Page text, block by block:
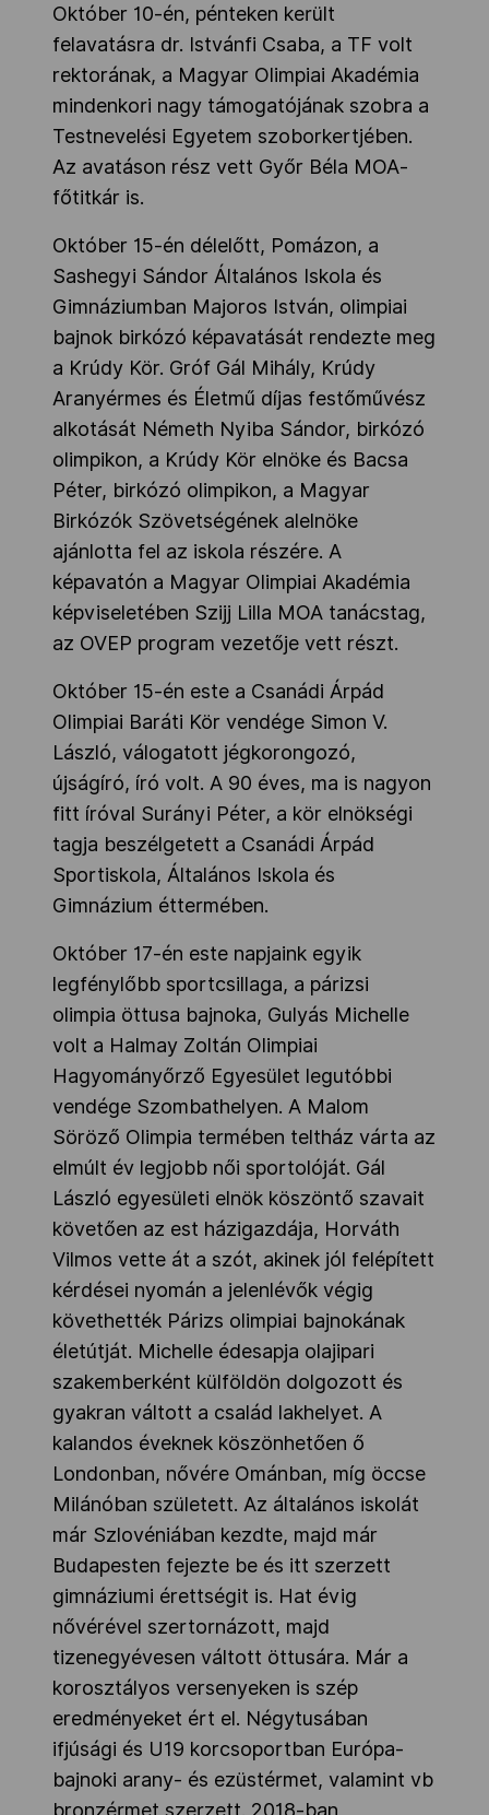
Október 10-én, pénteken került
felavatásra dr. Istvánfi Csaba, a TF volt
rektorának, a Magyar Olimpiai Akadémia
mindenkori nagy támogatójának szobra a
Testnevelési Egyetem szoborkertjében.
Az avatáson rész vett Győr Béla MOA-
főtitkár is.
Október 15-én délelőtt, Pomázon, a
Sashegyi Sándor Általános Iskola és
Gimnáziumban Majoros István, olimpiai
bajnok birkózó képavatását rendezte meg
a Krúdy Kör. Gróf Gál Mihály, Krúdy
Aranyérmes és Életmű díjas festőművész
alkotását Németh Nyiba Sándor, birkózó
olimpikon, a Krúdy Kör elnöke és Bacsa
Péter, birkózó olimpikon, a Magyar
Birkózók Szövetségének alelnöke
ajánlotta fel az iskola részére. A
képavatón a Magyar Olimpiai Akadémia
képviseletében Szijj Lilla MOA tanácstag,
az OVEP program vezetője vett részt.
Október 15-én este a Csanádi Árpád
Olimpiai Baráti Kör vendége Simon V.
László, válogatott jégkorongozó,
újságíró, író volt. A 90 éves, ma is nagyon
fitt íróval Surányi Péter, a kör elnökségi
tagja beszélgetett a Csanádi Árpád
Sportiskola, Általános Iskola és
Gimnázium éttermében.
Október 17-én este napjaink egyik
legfénylőbb sportcsillaga, a párizsi
olimpia öttusa bajnoka, Gulyás Michelle
volt a Halmay Zoltán Olimpiai
Hagyományőrző Egyesület legutóbbi
vendége Szombathelyen. A Malom
Söröző Olimpia termében teltház várta az
elmúlt év legjobb női sportolóját. Gál
László egyesületi elnök köszöntő szavait
követően az est házigazdája, Horváth
Vilmos vette át a szót, akinek jól felépített
kérdései nyomán a jelenlévők végig
követhették Párizs olimpiai bajnokának
életútját. Michelle édesapja olajipari
szakemberként külföldön dolgozott és
gyakran váltott a család lakhelyet. A
kalandos éveknek köszönhetően ő
Londonban, nővére Ománban, míg öccse
Milánóban született. Az általános iskolát
már Szlovéniában kezdte, majd már
Budapesten fejezte be és itt szerzett
gimnáziumi érettségit is. Hat évig
nővérével szertornázott, majd
tizenegyévesen váltott öttusára. Már a
korosztályos versenyeken is szép
eredményeket ért el. Négytusában
ifjúsági és U19 korcsoportban Európa-
bajnoki arany- és ezüstérmet, valamint vb
bronzérmet szerzett. 2018-ban